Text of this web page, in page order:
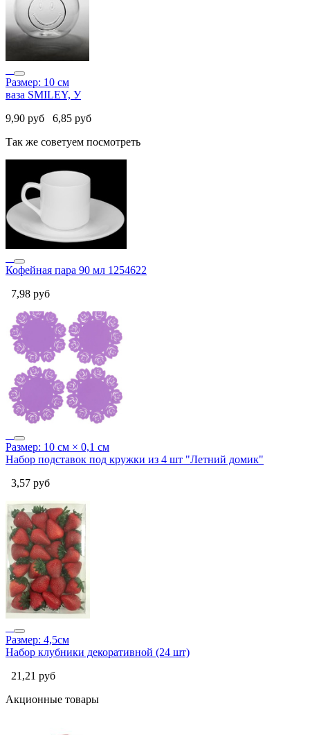
Размер: 10 см
ваза SMILEY, У
9,90 руб 6,85 руб
Так же советуем посмотреть
Кофейная пара 90 мл 1254622
7,98 руб
Размер: 10 см × 0,1 см
Набор подставок под кружки из 4 шт "Летний домик"
3,57 руб
Размер: 4,5см
Набор клубники декоративной (24 шт)
21,21 руб
Акционные товары